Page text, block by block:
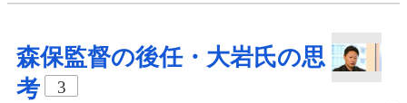
森保監督の後任・大岩氏の思
考
3